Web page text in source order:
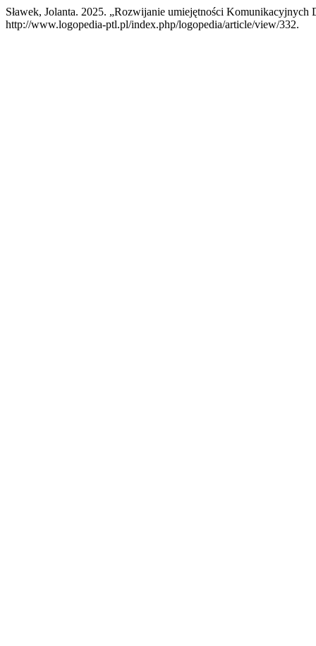
Sławek, Jolanta. 2025. „Rozwijanie umiejętności Komunikacyjnych
http://www.logopedia-ptl.pl/index.php/logopedia/article/view/332.